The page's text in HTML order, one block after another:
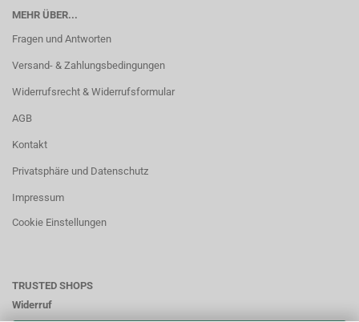
MEHR ÜBER...
Fragen und Antworten
Versand- & Zahlungsbedingungen
Widerrufsrecht & Widerrufsformular
AGB
Kontakt
Privatsphäre und Datenschutz
Impressum
Cookie Einstellungen
TRUSTED SHOPS
Widerruf